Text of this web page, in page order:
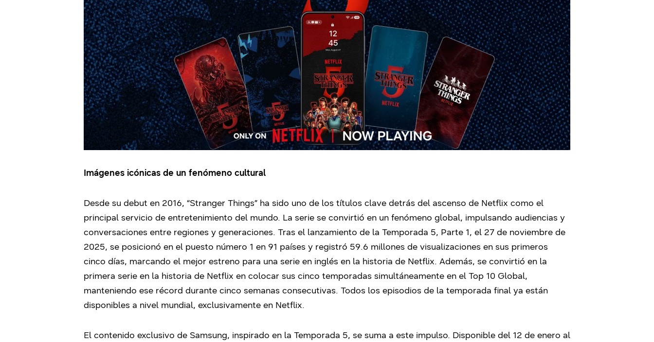
Imágenes icónicas de un fenómeno cultural
Desde su debut en 2016, “Stranger Things” ha sido uno de los títulos clave detrás del ascenso de Netflix como el
principal servicio de entretenimiento del mundo. La serie se convirtió en un fenómeno global, impulsando audiencias y
conversaciones entre regiones y generaciones. Tras el lanzamiento de la Temporada 5, Parte 1, el 27 de noviembre de
2025, se posicionó en el puesto número 1 en 91 países y registró 59.6 millones de visualizaciones en sus primeros
cinco días, marcando el mejor estreno para una serie en inglés en la historia de Netflix. Además, se convirtió en la
primera serie en la historia de Netflix en colocar sus cinco temporadas simultáneamente en el Top 10 Global,
manteniendo ese récord durante cinco semanas consecutivas. Todos los episodios de la temporada final ya están
disponibles a nivel mundial, exclusivamente en Netflix.
El contenido exclusivo de Samsung, inspirado en la Temporada 5, se suma a este impulso. Disponible del 12 de enero al